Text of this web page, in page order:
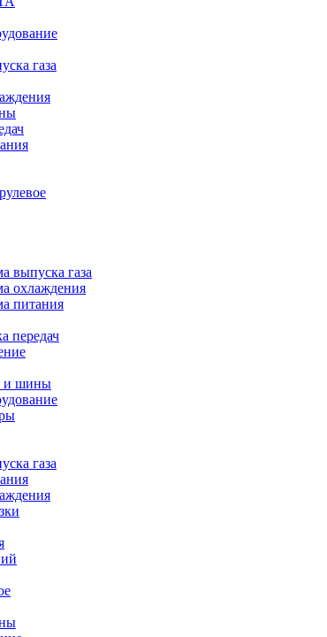
газа
выпуска газа
охлаждения
питания
передач
и шины
газа